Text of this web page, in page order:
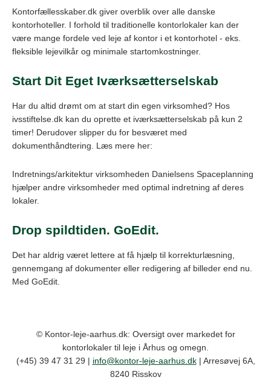
Kontorfællesskaber.dk giver overblik over alle danske
kontorhoteller. I forhold til traditionelle kontorlokaler kan der
være mange fordele ved leje af kontor i et kontorhotel - eks.
fleksible lejevilkår og minimale startomkostninger.
Start Dit Eget Iværksætterselskab
Har du altid drømt om at start din egen virksomhed? Hos
ivsstiftelse.dk kan du oprette et iværksætterselskab på kun 2
timer! Derudover slipper du for besværet med
dokumenthåndtering. Læs mere her:
Indretnings/arkitektur virksomheden Danielsens Spaceplanning
hjælper andre virksomheder med optimal indretning af deres
lokaler.
Drop spildtiden. GoEdit.
Det har aldrig været lettere at få hjælp til korrekturlæsning,
gennemgang af dokumenter eller redigering af billeder end nu.
Med GoEdit.
© Kontor-leje-aarhus.dk: Oversigt over markedet for
kontorlokaler til leje i Århus og omegn.
(+45) 39 47 31 29 | info@kontor-leje-aarhus.dk| Arresøvej 6A,
8240 Risskov